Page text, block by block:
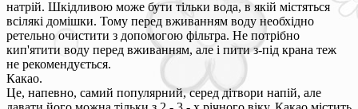
натрій. Шкідливою може бути тільки вода, в якій містяться
всілякі домішки. Тому перед вживанням воду необхідно
ретельно очистити з допомогою фільтра. Не потрібно
кип'ятити воду перед вживанням, але і пити з-під крана теж
не рекомендується.
Какао.
Це, напевно, самий популярний, серед дітвори напій, але